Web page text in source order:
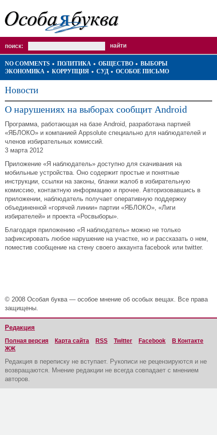
поиск:
NO COMMENTS ПОЛИТИКА ОБЩЕСТВО
ВЫБОРЫ
ЭКОНОМИКА
КОРРУПЦИЯ СУД ОСОБОЕ ПИСЬМО
Новости
О нарушениях на выборах сообщит Android
Программа, работающая на базе Android, разработана партией
«ЯБЛОКО» и компанией Appsolute специально для наблюдателей и
членов избирательных комиссий.
3 марта 2012
Приложение «Я наблюдатель» доступно для скачивания на
мобильные устройства. Оно содержит простые и понятные
инструкции, ссылки на законы, бланки жалоб в избирательную
комиссию, контактную информацию и прочее. Авторизовавшись в
приложении, наблюдатель получает оперативную поддержку
объединенной «горячей линии» партии «ЯБЛОКО», «Лиги
избирателей» и проекта «Росвыборы».
Благодаря приложению «Я наблюдатель» можно не только
зафиксировать любое нарушение на участке, но и рассказать о нем,
поместив сообщение на стену своего аккаунта facebook или twitter.
© 2008 Особая буква — особое мнение об особых вещах. Все права
защищены.
Редакция
Полная версия Карта сайта RSS Twitter Facebook
В Контакте
ЖЖ
Редакция в переписку не вступает. Рукописи не рецензируются и не
возвращаются. Мнение редакции не всегда совпадает с мнением
авторов.